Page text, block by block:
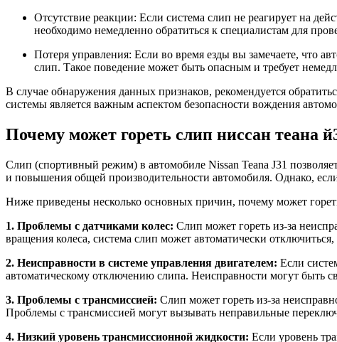
Отсутствие реакции: Если система слип не реагирует на
необходимо немедленно обратиться к специалистам для
Потеря управления: Если во время езды вы замечаете, что
слип. Такое поведение может быть опасным и требует
В случае обнаружения данных признаков, рекомендуется
системы является важным аспектом безопасности вождения
Почему может гореть слип ниссан теана
Слип (спортивный режим) в автомобиле Nissan Teana J31
и повышения общей производительности автомобиля. Однако,
Ниже приведены несколько основных причин, почему может
1. Проблемы с датчиками колес: Слип может гореть из-за
вращения колеса, система слип может автоматически
2. Неисправности в системе управления двигателем: Если
автоматическому отключению слипа. Неисправности могут быть
3. Проблемы с трансмиссией: Слип может гореть из-за
Проблемы с трансмиссией могут вызывать неправильные
4. Низкий уровень трансмиссионной жидкости: Если уровень